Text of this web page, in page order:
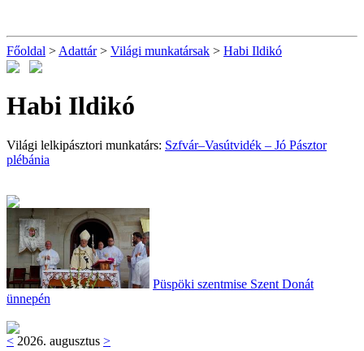
Főoldal > Adattár> Világi munkatársak > Habi Ildikó
Habi Ildikó
Világi lelkipásztori munkatárs: Szfvár–Vasútvidék – Jó Pásztor
plébánia
Püspöki szentmise Szent Donát
ünnepén
< 2026. augusztus >